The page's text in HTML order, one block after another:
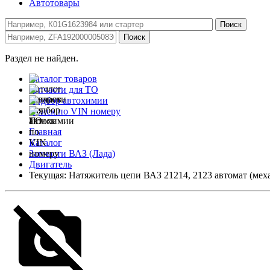
Автотовары
Раздел не найден.
Каталог товаров
Запчасти для ТО
Подбор автохимии
Поиск по VIN номеру
Главная
Каталог
Запчасти ВАЗ (Лада)
Двигатель
Текущая: Натяжитель цепи ВАЗ 21214, 2123 автомат